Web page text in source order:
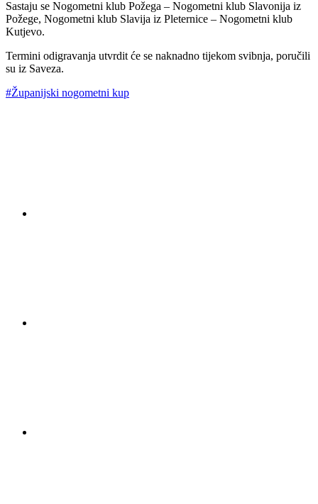
Sastaju se Nogometni klub Požega – Nogometni klub Slavonija iz
Požege, Nogometni klub Slavija iz Pleternice – Nogometni klub
Kutjevo.
Termini odigravanja utvrdit će se naknadno tijekom svibnja, poručili
su iz Saveza.
#Županijski nogometni kup